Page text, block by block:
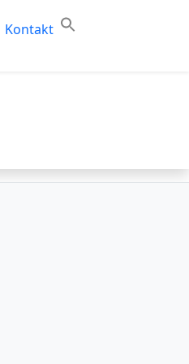
Kontakt